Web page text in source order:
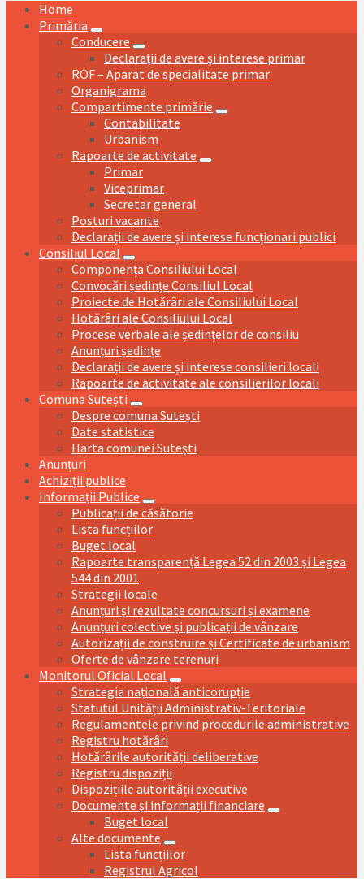
Home
Primăria
Conducere
Declarații de avere și interese primar
ROF – Aparat de specialitate primar
Organigrama
Compartimente primărie
Contabilitate
Urbanism
Rapoarte de activitate
Primar
Viceprimar
Secretar general
Posturi vacante
Declarații de avere și interese funcționari publici
Consiliul Local
Componența Consiliului Local
Convocări ședințe Consiliul Local
Proiecte de Hotărâri ale Consiliului Local
Hotărâri ale Consiliului Local
Procese verbale ale ședințelor de consiliu
Anunțuri ședințe
Declarații de avere și interese consilieri locali
Rapoarte de activitate ale consilierilor locali
Comuna Sutești
Despre comuna Sutești
Date statistice
Harta comunei Sutești
Anunțuri
Achiziții publice
Informații Publice
Publicații de căsătorie
Lista funcțiilor
Buget local
Rapoarte transparență Legea 52 din 2003 și Legea
544 din 2001
Strategii locale
Anunțuri și rezultate concursuri și examene
Anunțuri colective și publicații de vânzare
Autorizații de construire și Certificate de urbanism
Oferte de vânzare terenuri
Monitorul Oficial Local
Strategia națională anticorupție
Statutul Unității Administrativ-Teritoriale
Regulamentele privind procedurile administrative
Registru hotărâri
Hotărârile autorității deliberative
Registru dispoziții
Dispozițiile autorității executive
Documente și informații financiare
Buget local
Alte documente
Lista funcțiilor
Registrul Agricol